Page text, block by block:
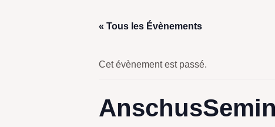
« Tous les Évènements
Cet évènement est passé.